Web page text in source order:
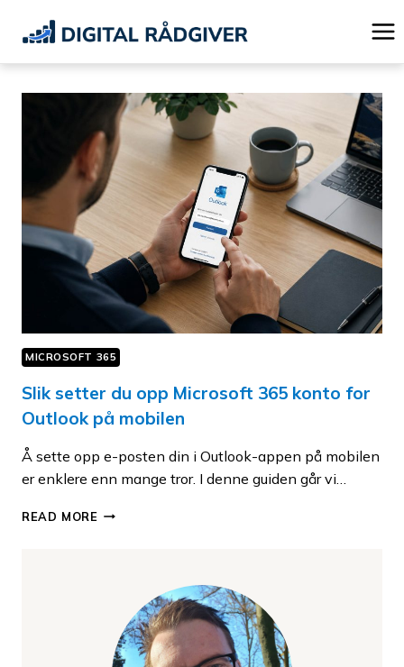
MICROSOFT 365
Slik setter du opp Microsoft 365 konto for
Outlook på mobilen
Å sette opp e-posten din i Outlook-appen på mobilen
er enklere enn mange tror. I denne guiden går vi…
READ MORESLIK
KONTO
FOR
OUTLOOK